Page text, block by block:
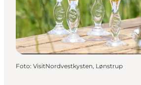
Planlæg din ferie
Foto: VisitNordvestkysten, Lønstrup